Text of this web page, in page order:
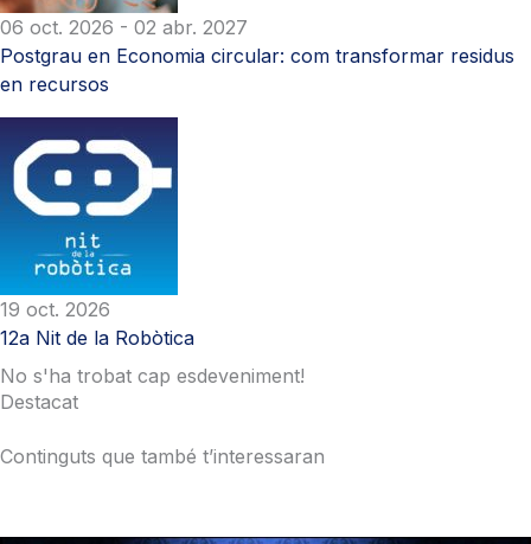
06 oct. 2026 - 02 abr. 2027
Postgrau en Economia circular: com transformar residus
en recursos
19 oct. 2026
12a Nit de la Robòtica
No s'ha trobat cap esdeveniment!
Destacat
Continguts que també t’interessaran